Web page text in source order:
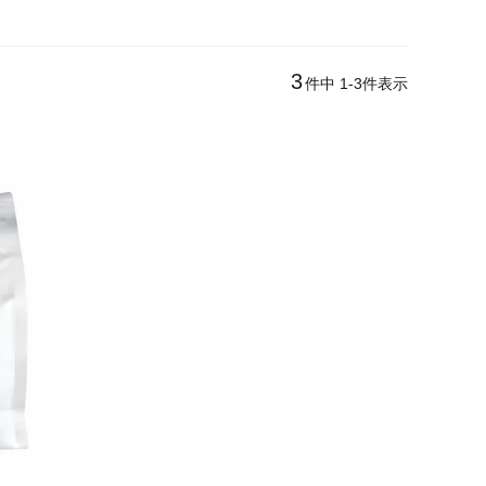
3件中 1-3件表示